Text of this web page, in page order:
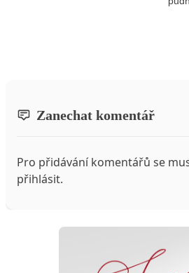
Zanechat komentář
Pro přidávání komentářů se
přihlásit.